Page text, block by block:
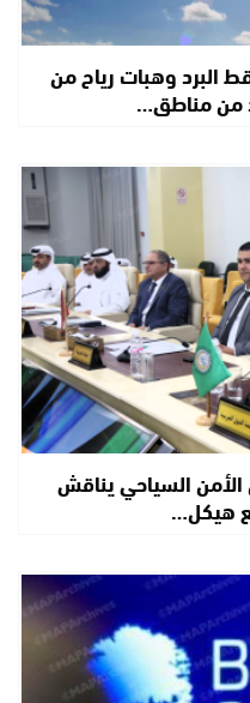
البرد وهبات رياح من
من مناطق…
السياحي يناقش
هيكل…